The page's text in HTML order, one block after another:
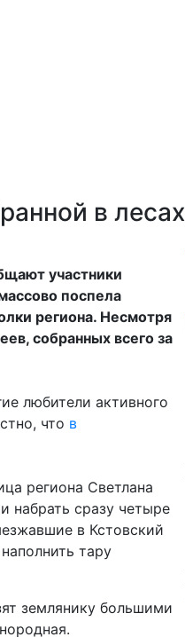
в лесах
участники
поспела
региона. Несмотря
собранных всего за
любители активного
что в
региона Светлана
набрать сразу четыре
в Кстовский
тару
землянику большими